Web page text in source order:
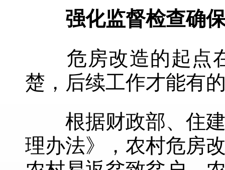
强化监督检查确保
危房改造的起点在
楚，后续工作才能有
根据财政部、住建
理办法》，农村危房